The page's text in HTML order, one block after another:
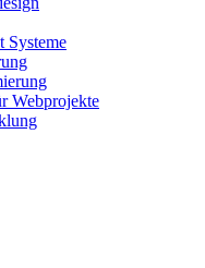
Systeme
Webprojekte